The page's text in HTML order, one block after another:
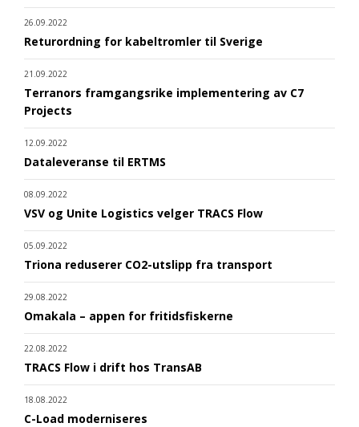
26.09.2022
Returordning for kabeltromler til Sverige
21.09.2022
Terranors framgangsrike implementering av C7
Projects
12.09.2022
Dataleveranse til ERTMS
08.09.2022
VSV og Unite Logistics velger TRACS Flow
05.09.2022
Triona reduserer CO2-utslipp fra transport
29.08.2022
Omakala – appen for fritidsfiskerne
22.08.2022
TRACS Flow i drift hos TransAB
18.08.2022
C-Load moderniseres